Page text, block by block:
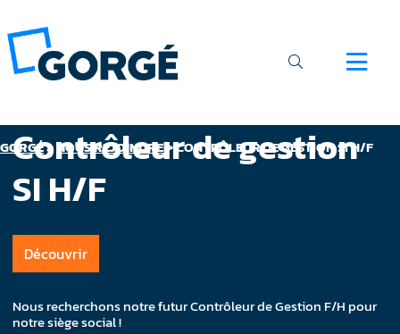
GORGÉ>NOUS REJOINDRE>CONTRÔLEUR DE GESTION SI H/F
Contrôleur de gestion
SI H/F
Découvrir
Nous recherchons notre futur Contrôleur de Gestion F/H pour
notre siège social !